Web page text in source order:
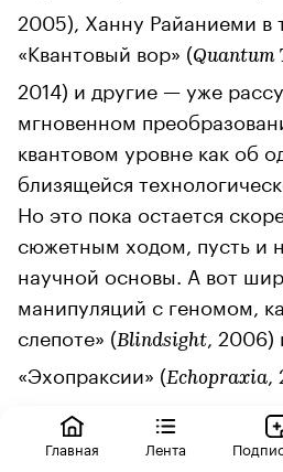
2005), Ханну Райаниеми в
«Квантовый вор» (Quantum
2014) и другие — уже
мгновенном
квантовом уровне как об
близящейся
Но это пока остается
сюжетным ходом, пусть и
научной основы. А вот
манипуляций с геномом,
слепоте» (Blindsight ,
«Эхопраксии» (Echopraxia
Уоттса, вероятно, станет
уже в ближайшие
Главная Лента